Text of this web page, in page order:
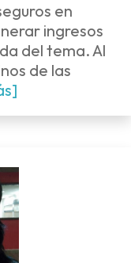
en
ingresos
del tema. Al
de las